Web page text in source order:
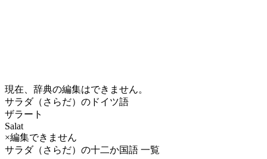
現在、辞典の編集はできません。
サラダ（さらだ）のドイツ語
ザラート
Salat
×編集できません
サラダ（さらだ）の十二か国語 一覧